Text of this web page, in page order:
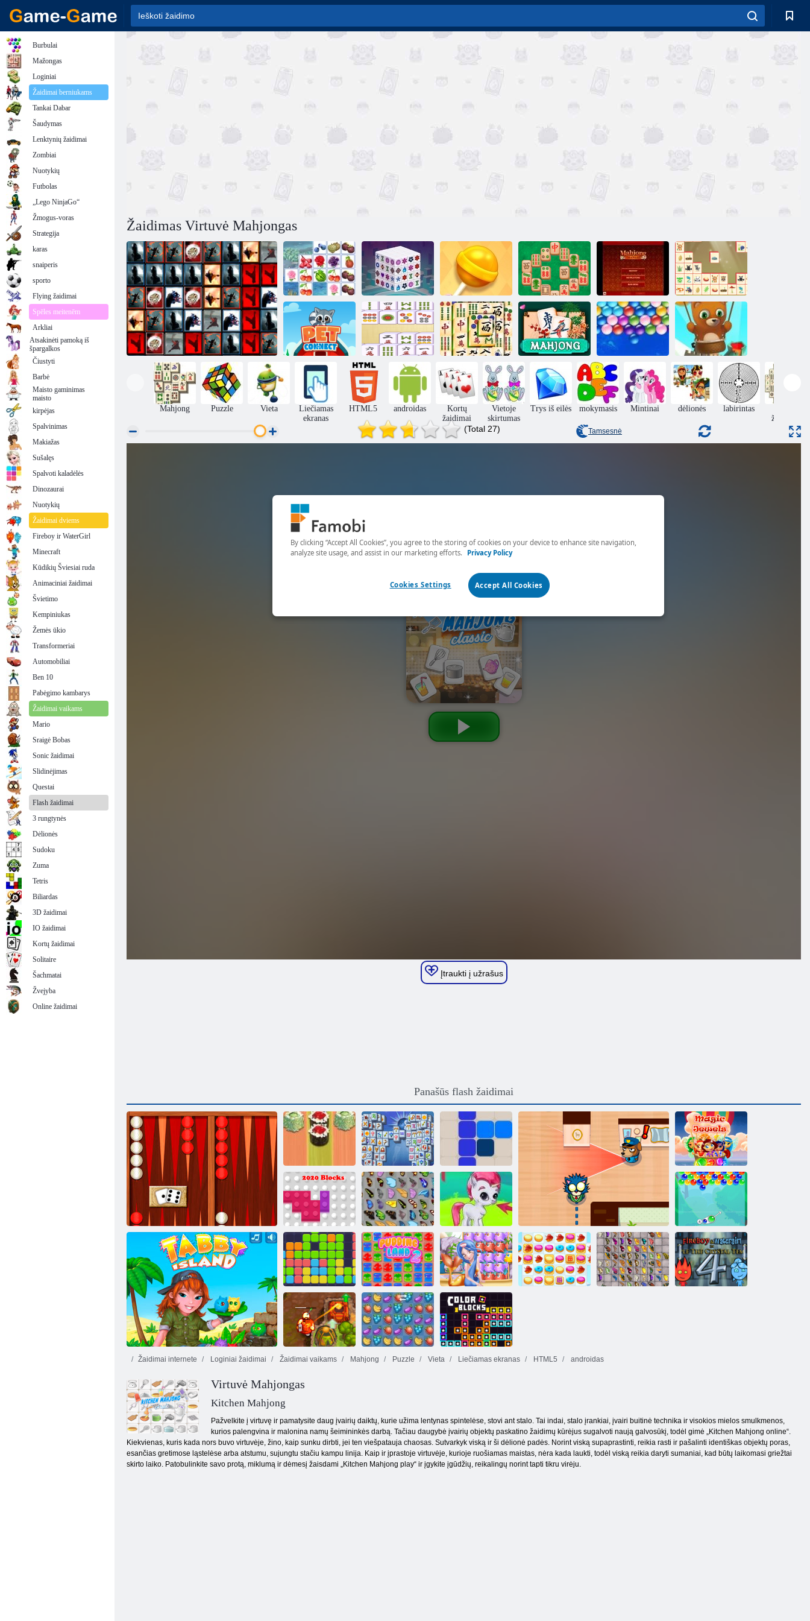
Žaidimas Virtuvė Mahjongas
„Farm Connect
2“
Mahjong
Dimensions
Mahjong Candy
„Mahjongg
Master 2“
Mahjong Mania
Medienos
„Mahjong
Connect“
Pet Connect
Connect
Classic"
Mahjong Titans Mažongas
Begalinis
Burbulai
Bubble Shooter
begalinis
Mahjong Puzzle Vieta
Liečiamas
ekranas
HTML5 androidas
Kortų
žaidimai
Vietoje
skirtumas
Trys iš eilės mokymasis Mintinai dėlionės labirintas
žaidimai
(Total 27) Tamsesnė
Įtraukti į užrašus
Panašūs flash žaidimai
Nardai Klasikinis
Suši nardai
Mahjong
Fortuna
1212!
Stebuklingi
brangakmeniai
2020 blokai Drugelis kyodai
Raina sala
Burbulas Gemes
Burbulas
talismanai
Vienuolika
vienuolika
Pudingo žemė 2 Jūrininkas Pop
Prakeiktas lobis
Žaidimai internete Loginiai žaidimai Žaidimai vaikams Mahjong Puzzle Vieta Liečiamas ekranas HTML5 androidas
Virtuvė Mahjongas
Kitchen Mahjong
Pažvelkite į virtuvę ir pamatysite daug įvairių daiktų, kurie užima lentynas spintelėse, stovi ant stalo. Tai indai, stalo įrankiai, įvairi buitinė technika ir visokios mielos smulkmenos,
kurios palengvina ir malonina namų šeimininkės darbą. Tačiau daugybė įvairių objektų paskatino žaidimų kūrėjus sugalvoti naują galvosūkį, todėl gimė „Kitchen Mahjong online“.
Kiekvienas, kuris kada nors buvo virtuvėje, žino, kaip sunku dirbti, jei ten viešpatauja chaosas. Sutvarkyk viską ir ši dėlionė padės. Norint viską supaprastinti, reikia rasti ir pašalinti identiškas objektų poras,
esančias gretimose ląstelėse arba atstumu, sujungtu stačiu kampu linija. Kaip ir įprastoje virtuvėje, kurioje ruošiamas maistas, nėra kada laukti, todėl viską reikia daryti sumaniai, kad būtų laikomasi griežtai
skirto laiko. Patobulinkite savo protą, miklumą ir dėmesį žaisdami „Kitchen Mahjong play“ ir įgykite įgūdžių, reikalingų norint tapti tikru virėju.
Burbulai
Mažongas
Loginiai
Žaidimai berniukams
Tankai Dabar
Šaudymas
Lenktynių žaidimai
Zombiai
Nuotykių
Futbolas
„Lego NinjaGo“
Žmogus-voras
Strategija
karas
snaiperis
sporto
Flying žaidimai
Spēles meitenēm
Arkliai
Atsakinėti pamoką iš
špargalkos
Čiustyti
Barbė
Maisto gaminimas
maisto
kirpėjas
Spalvinimas
Makiažas
Sušalęs
Spalvoti kaladėlės
Dinozaurai
Nuotykių
Žaidimai dviems
Fireboy ir WaterGirl
Minecraft
Kūdikių Šviesiai ruda
Animaciniai žaidimai
Švietimo
Kempiniukas
Žemės ūkio
Transformeriai
Automobiliai
Ben 10
Pabėgimo kambarys
Žaidimai vaikams
Mario
Sraigė Bobas
Sonic žaidimai
Slidinėjimas
Questai
Flash žaidimai
3 rungtynės
Dėlionės
Sudoku
Zuma
Tetris
Biliardas
3D žaidimai
IO žaidimai
Kortų žaidimai
Solitaire
Šachmatai
Žvejyba
Online žaidimai